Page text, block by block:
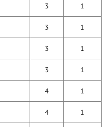
3 1
3 1
3 1
3 1
4 1
4 1